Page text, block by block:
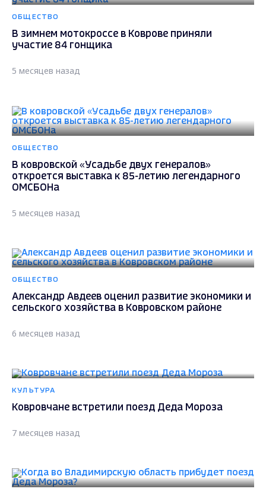
ОБЩЕСТВО
В зимнем мотокроссе в Коврове приняли
участие 84 гонщика
5 месяцев назад
ОБЩЕСТВО
В ковровской «Усадьбе двух генералов»
откроется выставка к 85-летию легендарного
ОМСБОНа
5 месяцев назад
ОБЩЕСТВО
Александр Авдеев оценил развитие экономики и
сельского хозяйства в Ковровском районе
6 месяцев назад
КУЛЬТУРА
Ковровчане встретили поезд Деда Мороза
7 месяцев назад